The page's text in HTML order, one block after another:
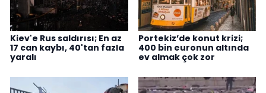
Kiev'e Rus saldırısı; En az
17 can kaybı, 40'tan fazla
yaralı
Portekiz’de konut krizi;
400 bin euronun altında
ev almak çok zor